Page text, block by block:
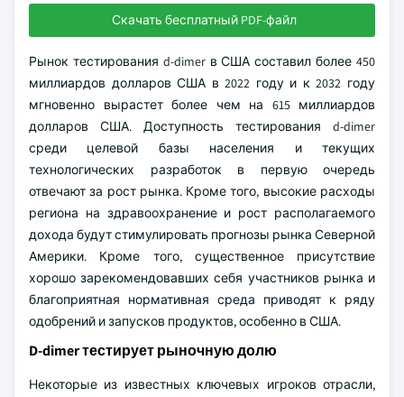
Скачать бесплатный PDF-файл
Рынок тестирования d-dimer в США составил более 450
миллиардов долларов США в 2022 году и к 2032 году
мгновенно вырастет более чем на 615 миллиардов
долларов США. Доступность тестирования d-dimer
среди целевой базы населения и текущих
технологических разработок в первую очередь
отвечают за рост рынка. Кроме того, высокие расходы
региона на здравоохранение и рост располагаемого
дохода будут стимулировать прогнозы рынка Северной
Америки. Кроме того, существенное присутствие
хорошо зарекомендовавших себя участников рынка и
благоприятная нормативная среда приводят к ряду
одобрений и запусков продуктов, особенно в США.
D-dimer тестирует рыночную долю
Некоторые из известных ключевых игроков отрасли,